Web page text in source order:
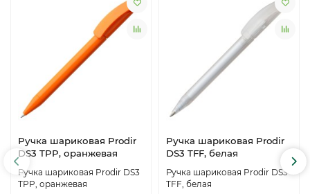
Ручка шариковая Prodir
DS3 TPP, оранжевая
Ручка шариковая Prodir DS3
TPP, оранжевая
Ручка шариковая Prodir
DS3 TFF, белая
Ручка шариковая Prodir DS3
TFF, белая